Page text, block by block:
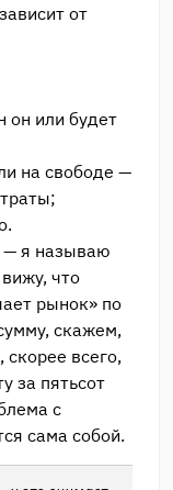
от
он или будет
на свободе —
— я называю
что
рынок» по
скажем,
всего,
за пятьсот
с
сама собой.